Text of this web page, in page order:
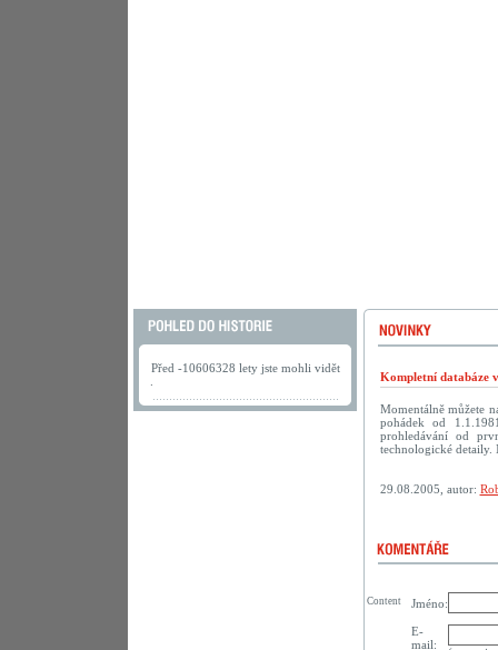
Před -10606328 lety jste mohli vidět
Kompletní databáze
Momentálně můžete
pohádek od
prohledávání od
technologické detaily.
29.08.2005, autor:
Jméno:
E-
mail:
Content